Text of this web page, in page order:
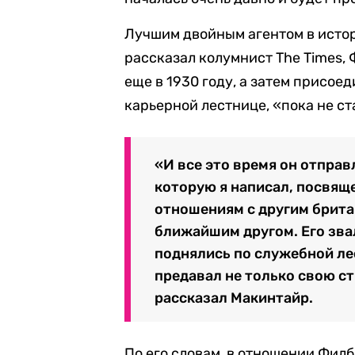
Лучшим двойным агентом в
рассказал колумнист The
еще в 1930 году, а затем
карьерной лестнице, «пока не
«И все это время он
которую я написал,
отношениям с другим
ближайшим другом. Его
поднялись по служебной
предавал не только свою
рассказал Макинтайр.